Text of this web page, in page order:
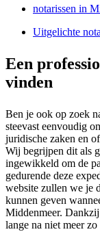
notarissen in
Uitgelichte
Een
vinden
Ben je ook op zoek
steevast eenvoudig
juridische zaken en
Wij begrijpen dit als
ingewikkeld om de
gedurende deze
website zullen we je
kunnen geven
Middenmeer.
lange na niet meer